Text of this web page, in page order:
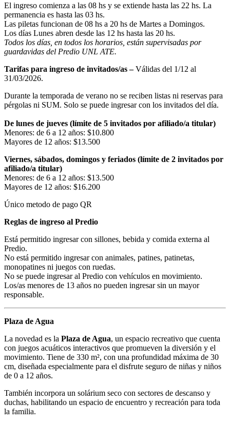
El ingreso comienza a las 08 hs y se extiende hasta las 22 hs. La
permanencia es hasta las 03 hs.
Las piletas funcionan de 08 hs a 20 hs de Martes a Domingos.
Los días Lunes abren desde las 12 hs hasta las 20 hs.
Todos los días, en todos los horarios, están supervisadas por
guardavidas del Predio UNL ATE.
Tarifas para ingreso de invitados/as –Válidas del 1/12 al
31/03/2026.
Durante la temporada de verano no se reciben listas ni reservas para
pérgolas ni SUM. Solo se puede ingresar con los invitados del día.
De lunes de jueves (límite de 5 invitados por afiliado/a titular)
Menores: de 6 a 12 años: $10.800
Mayores de 12 años: $13.500
Viernes, sábados, domingos y feriados (límite de 2 invitados por
afiliado/a titular)
Menores: de 6 a 12 años: $13.500
Mayores de 12 años: $16.200
Único metodo de pago QR
Reglas de ingreso al Predio
Está permitido ingresar con sillones, bebida y comida externa al
Predio.
No está permitido ingresar con animales, patines, patinetas,
monopatines ni juegos con ruedas.
No se puede ingresar al Predio con vehículos en movimiento.
Los/as menores de 13 años no pueden ingresar sin un mayor
responsable.
Plaza de Agua
La novedad es la Plaza de Agua, un espacio recreativo que cuenta
con juegos acuáticos interactivos que promueven la diversión y el
movimiento. Tiene de 330 m², con una profundidad máxima de 30
cm, diseñada especialmente para el disfrute seguro de niñas y niños
de 0 a 12 años.
También incorpora un solárium seco con sectores de descanso y
duchas, habilitando un espacio de encuentro y recreación para toda
la familia.